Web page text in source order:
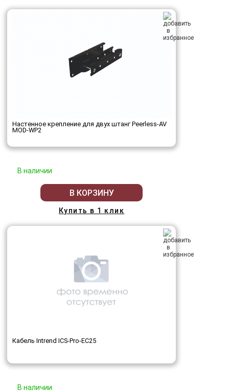
Настенное крепление для двух штанг Peerless-AV
MOD-WP2
В наличии
В КОРЗИНУ
Купить в 1 клик
Кабель Intrend ICS-Pro-EC25
В наличии